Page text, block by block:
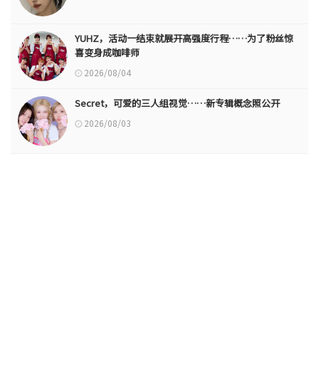
YUHZ，活动一结束就展开高强度行程……为了粉丝惊
喜变身成咖啡师
2026/08/04
Secret，可爱的三人组视觉……新专辑概念照公开
2026/08/03